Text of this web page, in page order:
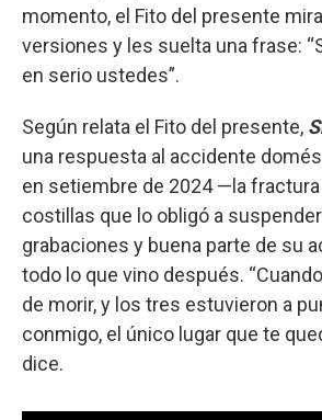
momento, el Fito del presente
versiones y les suelta una frase:
en serio ustedes”.
Según relata el Fito del presente,
una respuesta al accidente
en setiembre de 2024 —la
costillas que lo obligó a
grabaciones y buena parte de su
todo lo que vino después.
de morir, y los tres estuvieron a
conmigo, el único lugar que te
dice.